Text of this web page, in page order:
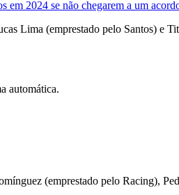
em 2024 se não chegarem a um
Lima (emprestado pelo Santos) e
automática.
(emprestado pelo Racing),